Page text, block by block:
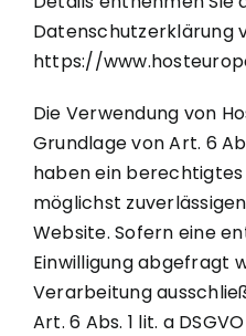
Datenschutzerklärung
https://
Die Verwendung von
Grundlage von Art. 6
haben ein
möglichst
Website. Sofern eine
Einwilligung abgefragt
Verarbeitung
Art. 6 Abs. 1 lit. a